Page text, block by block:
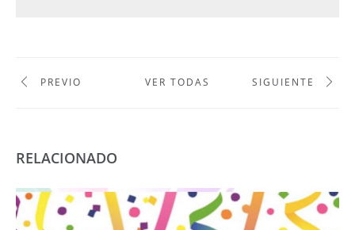
PREVIO VER TODAS SIGUIENTE
RELACIONADO